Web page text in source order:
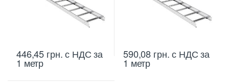
446,45 грн.с НДС за
1 метр
590,08 грн.с НДС за
1 метр